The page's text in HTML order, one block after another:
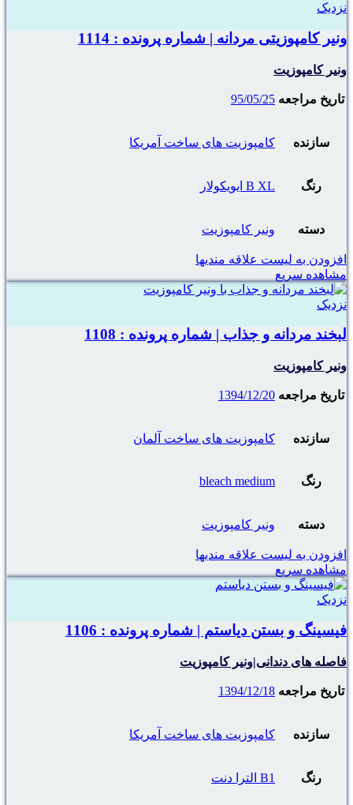
نزدیک
ونیر کامپوزیتی مردانه | شماره پرونده : 1114
ونیر کامپوزیت
تاریخ مراجعه 95/05/25
سازنده کامپوزیت های ساخت آمریکا
رنگ B XL ایویکولار
دسته ونیر کامپوزیت
افزودن به لیست علاقه مندیها
مشاهده سریع
نزدیک
لبخند مردانه و جذاب | شماره پرونده : 1108
ونیر کامپوزیت
تاریخ مراجعه 1394/12/20
سازنده کامپوزیت های ساخت آلمان
رنگ bleach medium
دسته ونیر کامپوزیت
افزودن به لیست علاقه مندیها
مشاهده سریع
نزدیک
فیسینگ و بستن دیاستم | شماره پرونده : 1106
فاصله های دندانی|ونیر کامپوزیت
تاریخ مراجعه 1394/12/18
سازنده کامپوزیت های ساخت آمریکا
رنگ B1 الترا دنت